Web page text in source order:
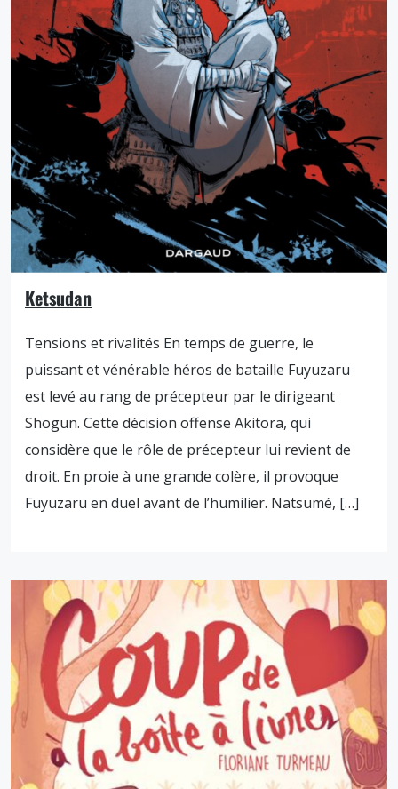
Ketsudan
Tensions et rivalités En temps de guerre, le
puissant et vénérable héros de bataille Fuyuzaru
est levé au rang de précepteur par le dirigeant
Shogun. Cette décision offense Akitora, qui
considère que le rôle de précepteur lui revient de
droit. En proie à une grande colère, il provoque
Fuyuzaru en duel avant de l’humilier. Natsumé, […]